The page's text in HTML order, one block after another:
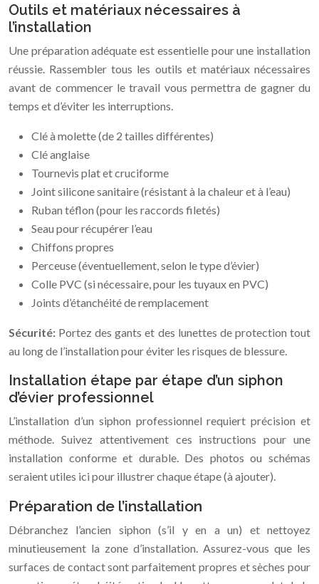
Outils et matériaux nécessaires à
l’installation
Une préparation adéquate est essentielle pour une installation
réussie. Rassembler tous les outils et matériaux nécessaires
avant de commencer le travail vous permettra de gagner du
temps et d’éviter les interruptions.
Clé à molette (de 2 tailles différentes)
Clé anglaise
Tournevis plat et cruciforme
Joint silicone sanitaire (résistant à la chaleur et à l’eau)
Ruban téflon (pour les raccords filetés)
Seau pour récupérer l’eau
Chiffons propres
Perceuse (éventuellement, selon le type d’évier)
Colle PVC (si nécessaire, pour les tuyaux en PVC)
Joints d’étanchéité de remplacement
Sécurité: Portez des gants et des lunettes de protection tout
au long de l’installation pour éviter les risques de blessure.
Installation étape par étape d’un siphon
d’évier professionnel
L’installation d’un siphon professionnel requiert précision et
méthode. Suivez attentivement ces instructions pour une
installation conforme et durable. Des photos ou schémas
seraient utiles ici pour illustrer chaque étape (à ajouter).
Préparation de l’installation
Débranchez l’ancien siphon (s’il y en a un) et nettoyez
minutieusement la zone d’installation. Assurez-vous que les
surfaces de contact sont parfaitement propres et sèches pour